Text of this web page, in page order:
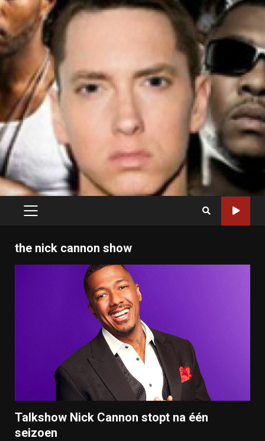
PRIMARY
the nick cannon show
Talkshow Nick Cannon stopt na één
seizoen